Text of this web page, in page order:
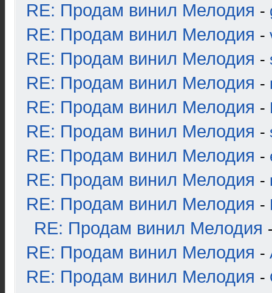
RE: Продам винил Мелодия -
RE: Продам винил Мелодия -
RE: Продам винил Мелодия -
RE: Продам винил Мелодия -
RE: Продам винил Мелодия -
RE: Продам винил Мелодия -
RE: Продам винил Мелодия -
RE: Продам винил Мелодия -
RE: Продам винил Мелодия -
RE: Продам винил Мелодия
RE: Продам винил Мелодия -
RE: Продам винил Мелодия -